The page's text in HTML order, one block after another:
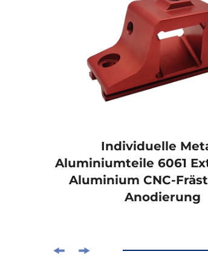
Individuelle
Aluminiumteile 6061
Aluminium CNC-
Anodierung